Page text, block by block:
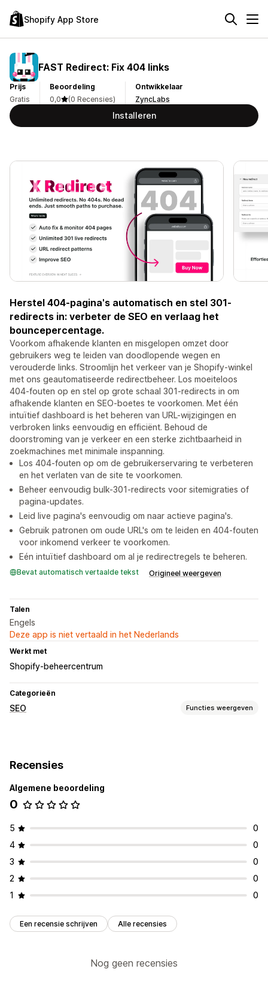
Shopify App Store
FAST Redirect: Fix 404 links
Prijs
Gratis
Beoordeling
0,0
(0 Recensies)
Ontwikkelaar
ZyncLabs
Installeren
Herstel 404-pagina's automatisch en stel 301-
redirects in: verbeter de SEO en verlaag het
bouncepercentage.
Voorkom afhakende klanten en misgelopen omzet door
gebruikers weg te leiden van doodlopende wegen en
verouderde links. Stroomlijn het verkeer van je Shopify-winkel
met ons geautomatiseerde redirectbeheer. Los moeiteloos
404-fouten op en stel op grote schaal 301-redirects in om
afhakende klanten en SEO-boetes te voorkomen. Met één
intuïtief dashboard is het beheren van URL-wijzigingen en
verbroken links eenvoudig en efficiënt. Behoud de
doorstroming van je verkeer en een sterke zichtbaarheid in
zoekmachines met minimale inspanning.
Los 404-fouten op om de gebruikerservaring te verbeteren
en het verlaten van de site te voorkomen.
Beheer eenvoudig bulk-301-redirects voor sitemigraties of
pagina-updates.
Leid live pagina's eenvoudig om naar actieve pagina's.
Gebruik patronen om oude URL's om te leiden en 404-fouten
voor inkomend verkeer te voorkomen.
Eén intuïtief dashboard om al je redirectregels te beheren.
Bevat automatisch vertaalde tekst Origineel weergeven
Talen
Engels
Deze app is niet vertaald in het Nederlands
Werkt met
Shopify-beheercentrum
Categorieën
SEO Functies weergeven
URL-optimalisatie
Prestaties bijhouden
Analytics Linkanalyse
Recensies
Algemene beoordeling
0
5
0
4
0
3
0
2
0
1
0
Een recensie schrijven Alle recensies
Nog geen recensies